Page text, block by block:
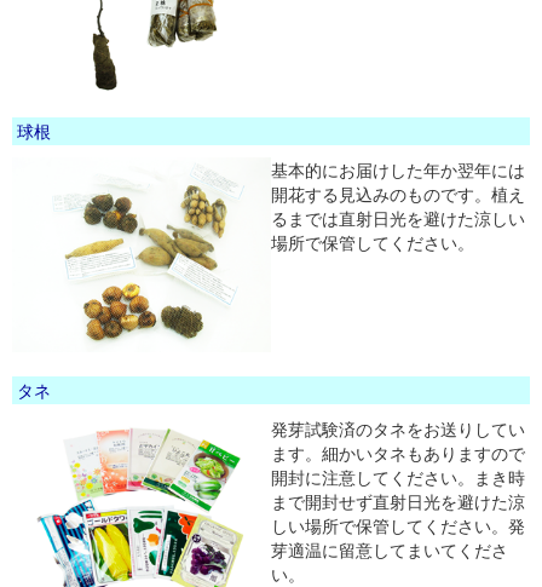
球根
基本的にお届けした年か翌年には
開花する見込みのものです。植え
るまでは直射日光を避けた涼しい
場所で保管してください。
タネ
発芽試験済のタネをお送りしてい
ます。細かいタネもありますので
開封に注意してください。まき時
まで開封せず直射日光を避けた涼
しい場所で保管してください。発
芽適温に留意してまいてくださ
い。